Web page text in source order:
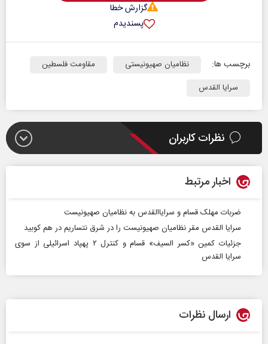
گزارش خطا
پسندیدم
برچسب ها: نظامیان صهیونیستی
مقاومت فلسطین
سرایا القدس
نظرات کاربران
اخبار مرتبط
ضربات مهلک قسام و سرایاالقدس به نظامیان صهیونیست
سرایا القدس مقر نظامیان صهیونیست را در شرق نتساریم در هم کوبید
جزئیات کمین «کسر السیف» قسام و کنترل ۲ پهپاد اسرائیلی از سوی
سرایا القدس
ارسال نظرات